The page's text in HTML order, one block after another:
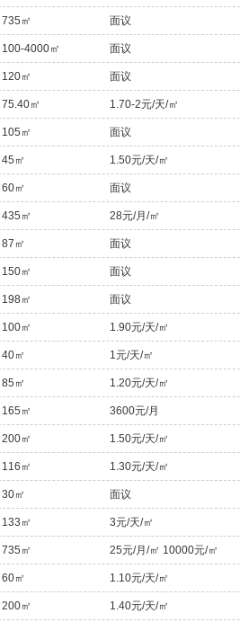
735㎡ 面议
100-4000㎡ 面议
120㎡ 面议
75.40㎡ 1.70-2元/天/㎡
105㎡ 面议
45㎡ 1.50元/天/㎡
60㎡ 面议
435㎡ 28元/月/㎡
87㎡ 面议
150㎡ 面议
198㎡ 面议
100㎡ 1.90元/天/㎡
40㎡ 1元/天/㎡
85㎡ 1.20元/天/㎡
165㎡ 3600元/月
200㎡ 1.50元/天/㎡
116㎡ 1.30元/天/㎡
30㎡ 面议
133㎡ 3元/天/㎡
735㎡ 25元/月/㎡ 10000元/㎡
60㎡ 1.10元/天/㎡
200㎡ 1.40元/天/㎡